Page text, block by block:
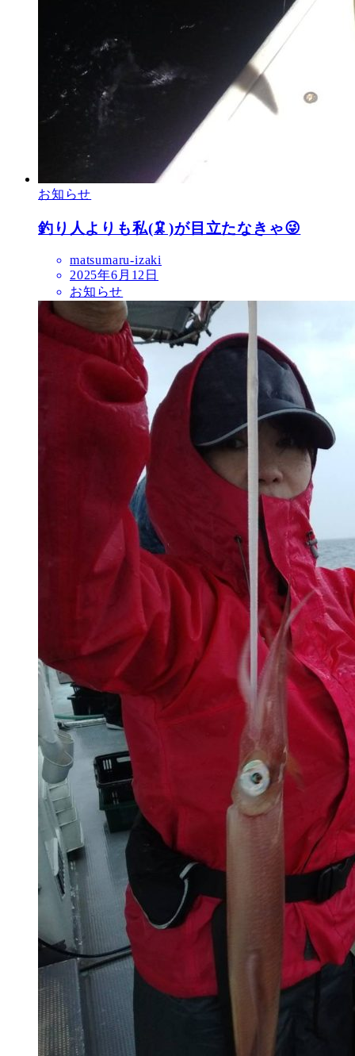
お知らせ
釣り人よりも私(🦑)が目立たなきゃ😜
matsumaru-izaki
2025年6月12日
お知らせ